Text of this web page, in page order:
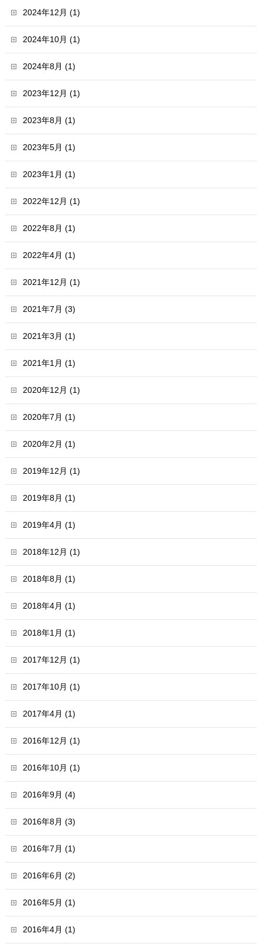
2024年12月 (1)
2024年10月 (1)
2024年8月 (1)
2023年12月 (1)
2023年8月 (1)
2023年5月 (1)
2023年1月 (1)
2022年12月 (1)
2022年8月 (1)
2022年4月 (1)
2021年12月 (1)
2021年7月 (3)
2021年3月 (1)
2021年1月 (1)
2020年12月 (1)
2020年7月 (1)
2020年2月 (1)
2019年12月 (1)
2019年8月 (1)
2019年4月 (1)
2018年12月 (1)
2018年8月 (1)
2018年4月 (1)
2018年1月 (1)
2017年12月 (1)
2017年10月 (1)
2017年4月 (1)
2016年12月 (1)
2016年10月 (1)
2016年9月 (4)
2016年8月 (3)
2016年7月 (1)
2016年6月 (2)
2016年5月 (1)
2016年4月 (1)